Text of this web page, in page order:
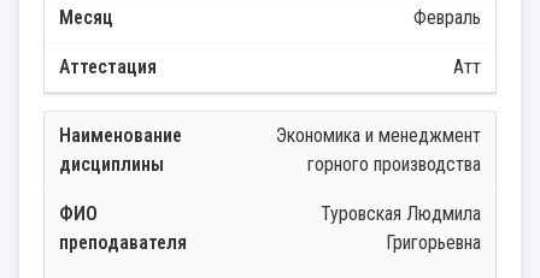
Февраль
Атт
Экономика и менеджмент
горного производства
Туровская Людмила
Григорьевна